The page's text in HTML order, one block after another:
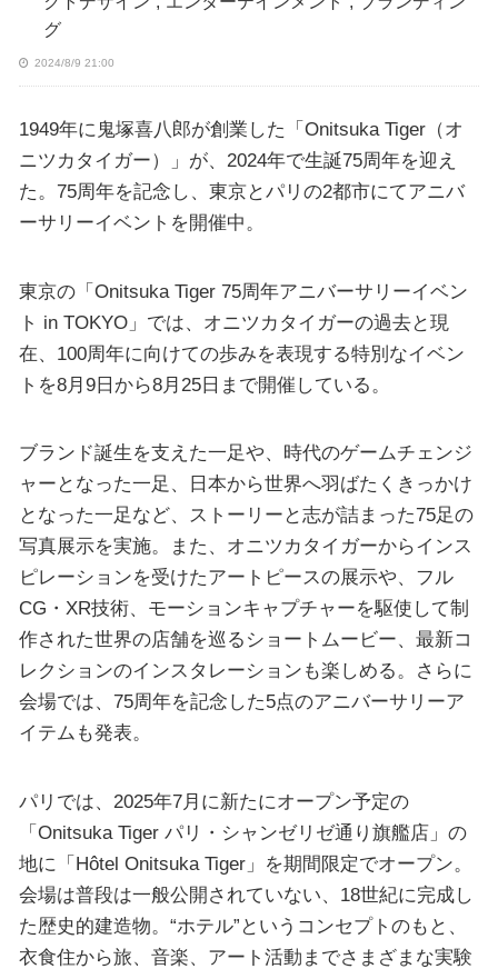
グ
2024/8/9 21:00
1949年に鬼塚喜八郎が創業した「Onitsuka Tiger（オ
ニツカタイガー）」が、2024年で生誕75周年を迎え
た。75周年を記念し、東京とパリの2都市にてアニバ
ーサリーイベントを開催中。
東京の「Onitsuka Tiger 75周年アニバーサリーイベン
ト in TOKYO」では、オニツカタイガーの過去と現
在、100周年に向けての歩みを表現する特別なイベン
トを8月9日から8月25日まで開催している。
ブランド誕生を支えた一足や、時代のゲームチェンジ
ャーとなった一足、日本から世界へ羽ばたくきっかけ
となった一足など、ストーリーと志が詰まった75足の
写真展示を実施。また、オニツカタイガーからインス
ピレーションを受けたアートピースの展示や、フル
CG・XR技術、モーションキャプチャーを駆使して制
作された世界の店舗を巡るショートムービー、最新コ
レクションのインスタレーションも楽しめる。さらに
会場では、75周年を記念した5点のアニバーサリーア
イテムも発表。
パリでは、2025年7月に新たにオープン予定の
「Onitsuka Tiger パリ・シャンゼリゼ通り旗艦店」の
地に「Hôtel Onitsuka Tiger」を期間限定でオープン。
会場は普段は一般公開されていない、18世紀に完成し
た歴史的建造物。“ホテル”というコンセプトのもと、
衣食住から旅、音楽、アート活動までさまざまな実験